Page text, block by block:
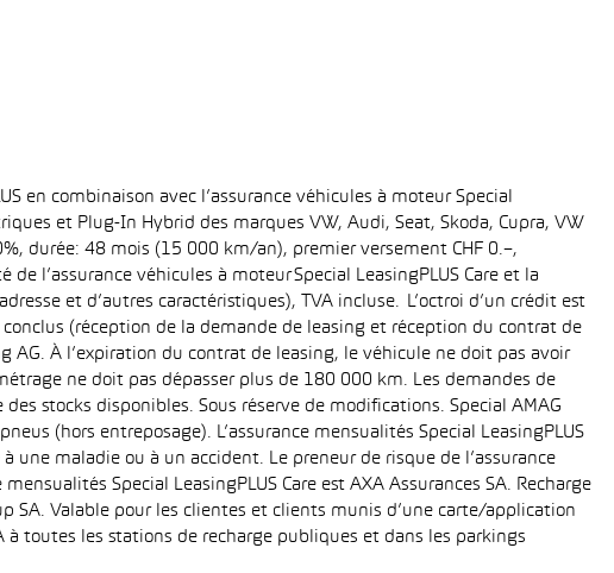
en combinaison avec l’assurance véhicules à moteur Special
et Plug-In Hybrid des marques VW, Audi, Seat, Skoda, Cupra, VW
durée: 48 mois (15 000 km/an), premier versement CHF 0.–,
l’assurance véhicules à moteur Special LeasingPLUS Care et la
et d’autres caractéristiques), TVA incluse. L’octroi d’un crédit est
(réception de la demande de leasing et réception du contrat de
À l’expiration du contrat de leasing, le véhicule ne doit pas avoir
ne doit pas dépasser plus de 180 000 km. Les demandes de
stocks disponibles. Sous réserve de modifications. Special AMAG
(hors entreposage). L’assurance mensualités Special LeasingPLUS
maladie ou à un accident. Le preneur de risque de l’assurance
Special LeasingPLUS Care est AXA Assurances SA. Recharge
SA. Valable pour les clientes et clients munis d’une carte/application
à toutes les stations de recharge publiques et dans les parkings